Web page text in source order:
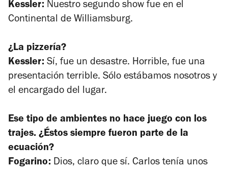
Kessler: Nuestro segundo show fue en el
Continental de Williamsburg.
¿La pizzería?
Kessler: Sí, fue un desastre. Horrible, fue una
presentación terrible. Sólo estábamos nosotros y
el encargado del lugar.
Ese tipo de ambientes no hace juego con los
trajes. ¿Éstos siempre fueron parte de la
ecuación?
Fogarino: Dios, claro que sí. Carlos tenía unos